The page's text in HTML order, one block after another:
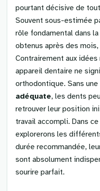
pourtant décisive de
Souvent sous-estimée
rôle fondamental dans
obtenus après des
Contrairement aux idées
appareil dentaire ne
orthodontique. Sans une
adéquate, les dents
retrouver leur position
travail accompli. Dans
explorerons les
durée recommandée,
sont absolument
sourire parfait.